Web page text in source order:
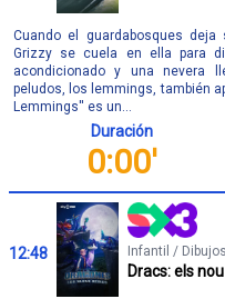
Cuando el guardabosques
Grizzy se cuela en ella para
acondicionado y una nevera
peludos, los lemmings, también
Lemmings'' es un...
Duración
0:00'
12:48 Infantil /
Dracs: els